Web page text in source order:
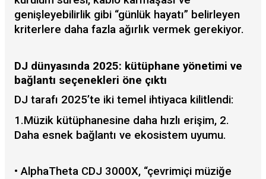
genişleyebilirlik gibi “günlük hayatı” belirleyen
kriterlere daha fazla ağırlık vermek gerekiyor.
DJ dünyasında 2025: kütüphane yönetimi ve
bağlantı seçenekleri öne çıktı
DJ tarafı 2025’te iki temel ihtiyaca kilitlendi:
1.Müzik kütüphanesine daha hızlı erişim, 2.
Daha esnek bağlantı ve ekosistem uyumu.
• AlphaTheta CDJ 3000X, “çevrimiçi müziğe